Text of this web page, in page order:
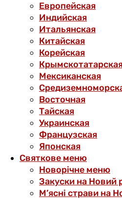
Европейская
Индийская
Итальянская
Китайская
Корейская
Мексиканская
Восточная
Тайская
Украинская
Французская
Японская
Святкове меню
Новорічне меню
Закуски на Новий
М’ясні страви на